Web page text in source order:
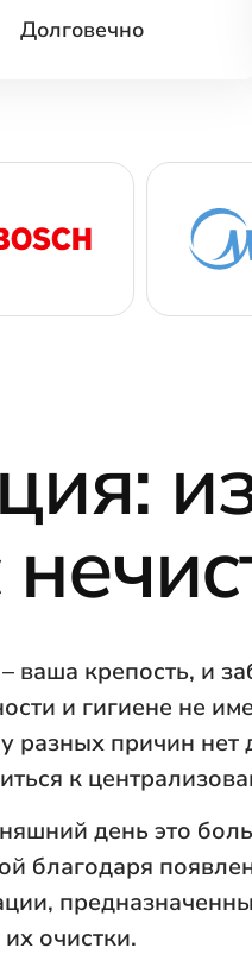
Долговечно
ваша крепость, и
и гигиене не
разных причин
к
день это
благодаря
очистки.